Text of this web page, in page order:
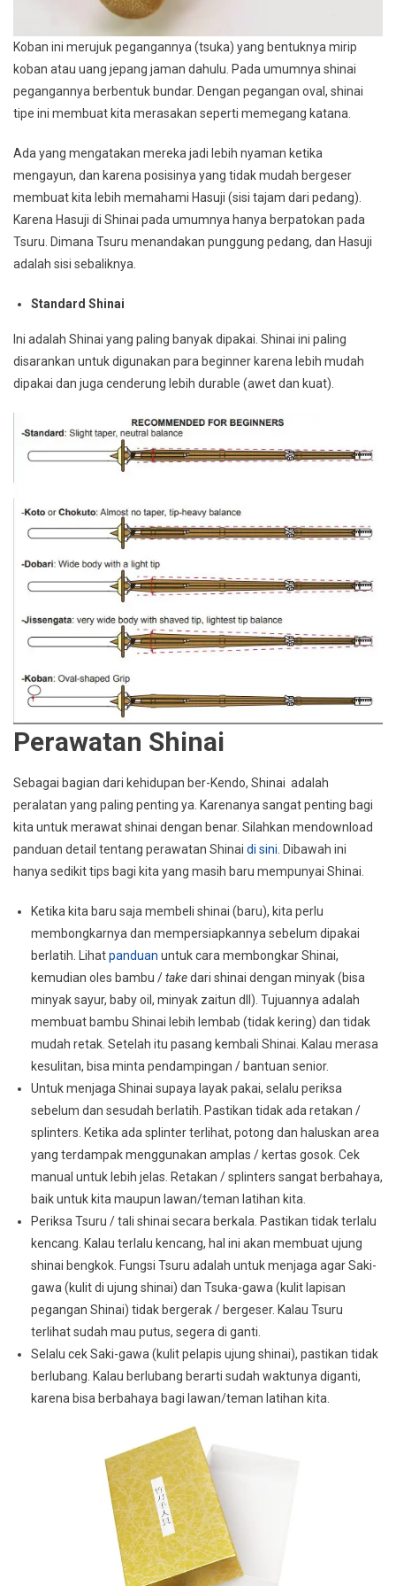
Koban ini merujuk pegangannya (tsuka) yang bentuknya mirip
koban atau uang jepang jaman dahulu. Pada umumnya shinai
pegangannya berbentuk bundar. Dengan pegangan oval, shinai
tipe ini membuat kita merasakan seperti memegang katana.
Ada yang mengatakan mereka jadi lebih nyaman ketika
mengayun, dan karena posisinya yang tidak mudah bergeser
membuat kita lebih memahami Hasuji (sisi tajam dari pedang).
Karena Hasuji di Shinai pada umumnya hanya berpatokan pada
Tsuru. Dimana Tsuru menandakan punggung pedang, dan Hasuji
adalah sisi sebaliknya.
Standard Shinai
Ini adalah Shinai yang paling banyak dipakai. Shinai ini paling
disarankan untuk digunakan para beginner karena lebih mudah
dipakai dan juga cenderung lebih durable (awet dan kuat).
Perawatan Shinai
Sebagai bagian dari kehidupan ber-Kendo, Shinai adalah
peralatan yang paling penting ya. Karenanya sangat penting bagi
kita untuk merawat shinai dengan benar. Silahkan mendownload
panduan detail tentang perawatan Shinai di sini . Dibawah ini
hanya sedikit tips bagi kita yang masih baru mempunyai Shinai.
Ketika kita baru saja membeli shinai (baru), kita perlu
membongkarnya dan mempersiapkannya sebelum dipakai
berlatih. Lihatpanduan untuk cara membongkar Shinai,
kemudian oles bambu /takedari shinai dengan minyak (bisa
minyak sayur, baby oil, minyak zaitun dll). Tujuannya adalah
membuat bambu Shinai lebih lembab (tidak kering) dan tidak
mudah retak. Setelah itu pasang kembali Shinai. Kalau merasa
kesulitan, bisa minta pendampingan / bantuan senior.
Untuk menjaga Shinai supaya layak pakai, selalu periksa
sebelum dan sesudah berlatih. Pastikan tidak ada retakan /
splinters. Ketika ada splinter terlihat, potong dan haluskan area
yang terdampak menggunakan amplas / kertas gosok. Cek
manual untuk lebih jelas. Retakan / splinters sangat berbahaya,
baik untuk kita maupun lawan/teman latihan kita.
Periksa Tsuru / tali shinai secara berkala. Pastikan tidak terlalu
kencang. Kalau terlalu kencang, hal ini akan membuat ujung
shinai bengkok. Fungsi Tsuru adalah untuk menjaga agar Saki-
gawa (kulit di ujung shinai) dan Tsuka-gawa (kulit lapisan
pegangan Shinai) tidak bergerak / bergeser. Kalau Tsuru
terlihat sudah mau putus, segera di ganti.
Selalu cek Saki-gawa (kulit pelapis ujung shinai), pastikan tidak
berlubang. Kalau berlubang berarti sudah waktunya diganti,
karena bisa berbahaya bagi lawan/teman latihan kita.